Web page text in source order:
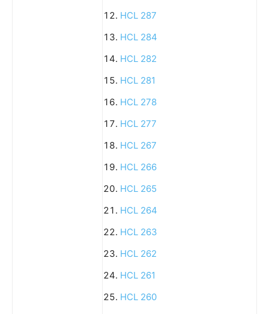
HCL 287
HCL 284
HCL 282
HCL 281
HCL 278
HCL 277
HCL 267
HCL 266
HCL 265
HCL 264
HCL 263
HCL 262
HCL 261
HCL 260